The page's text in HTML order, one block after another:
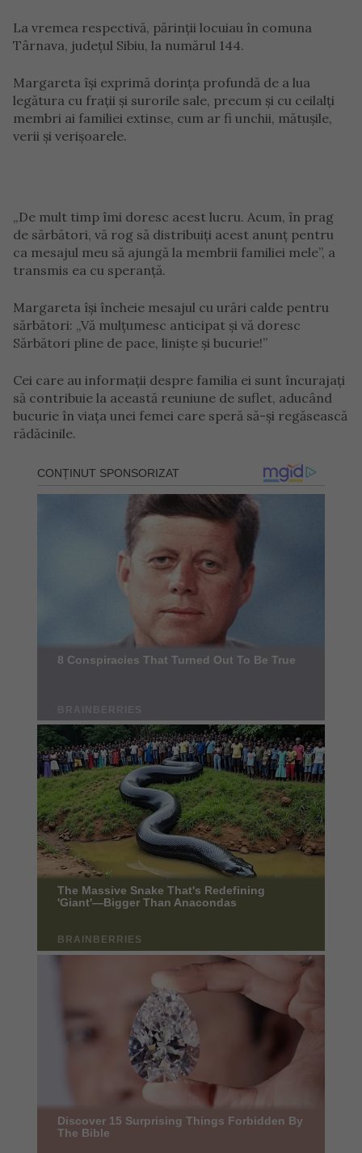
La vremea respectivă, părinții locuiau în comuna
Târnava, județul Sibiu, la numărul 144.
Margareta își exprimă dorința profundă de a lua
legătura cu frații și surorile sale, precum și cu ceilalți
membri ai familiei extinse, cum ar fi unchii, mătușile,
verii și verișoarele.
„De mult timp îmi doresc acest lucru. Acum, în prag
de sărbători, vă rog să distribuiți acest anunț pentru
ca mesajul meu să ajungă la membrii familiei mele”, a
transmis ea cu speranță.
Margareta își încheie mesajul cu urări calde pentru
sărbători: „Vă mulțumesc anticipat și vă doresc
Sărbători pline de pace, liniște și bucurie!”
Cei care au informații despre familia ei sunt încurajați
să contribuie la această reuniune de suflet, aducând
bucurie în viața unei femei care speră să-și regăsească
rădăcinile.